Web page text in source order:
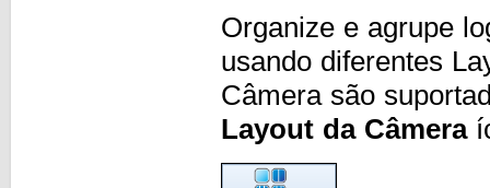
Organize e agrupe
usando diferentes
Câmera são
Layout da Câmera